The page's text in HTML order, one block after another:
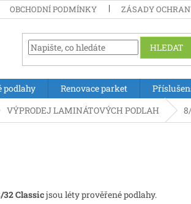
OBCHODNÍ PODMÍNKY ZÁSADY
HLEDAT
podlahy Renovace parket
VÝPRODEJ LAMINÁTOVÝCH PODLAH
32 Classicjsou léty prověřené podlahy.